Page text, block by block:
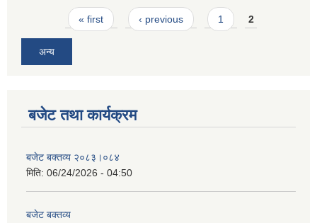
Pages« first ‹ previous 1 2
अन्य
बजेट तथा कार्यक्रम
बजेट बक्तव्य २०८३।०८४
मिति: 06/24/2026 - 04:50
बजेट बक्तव्य